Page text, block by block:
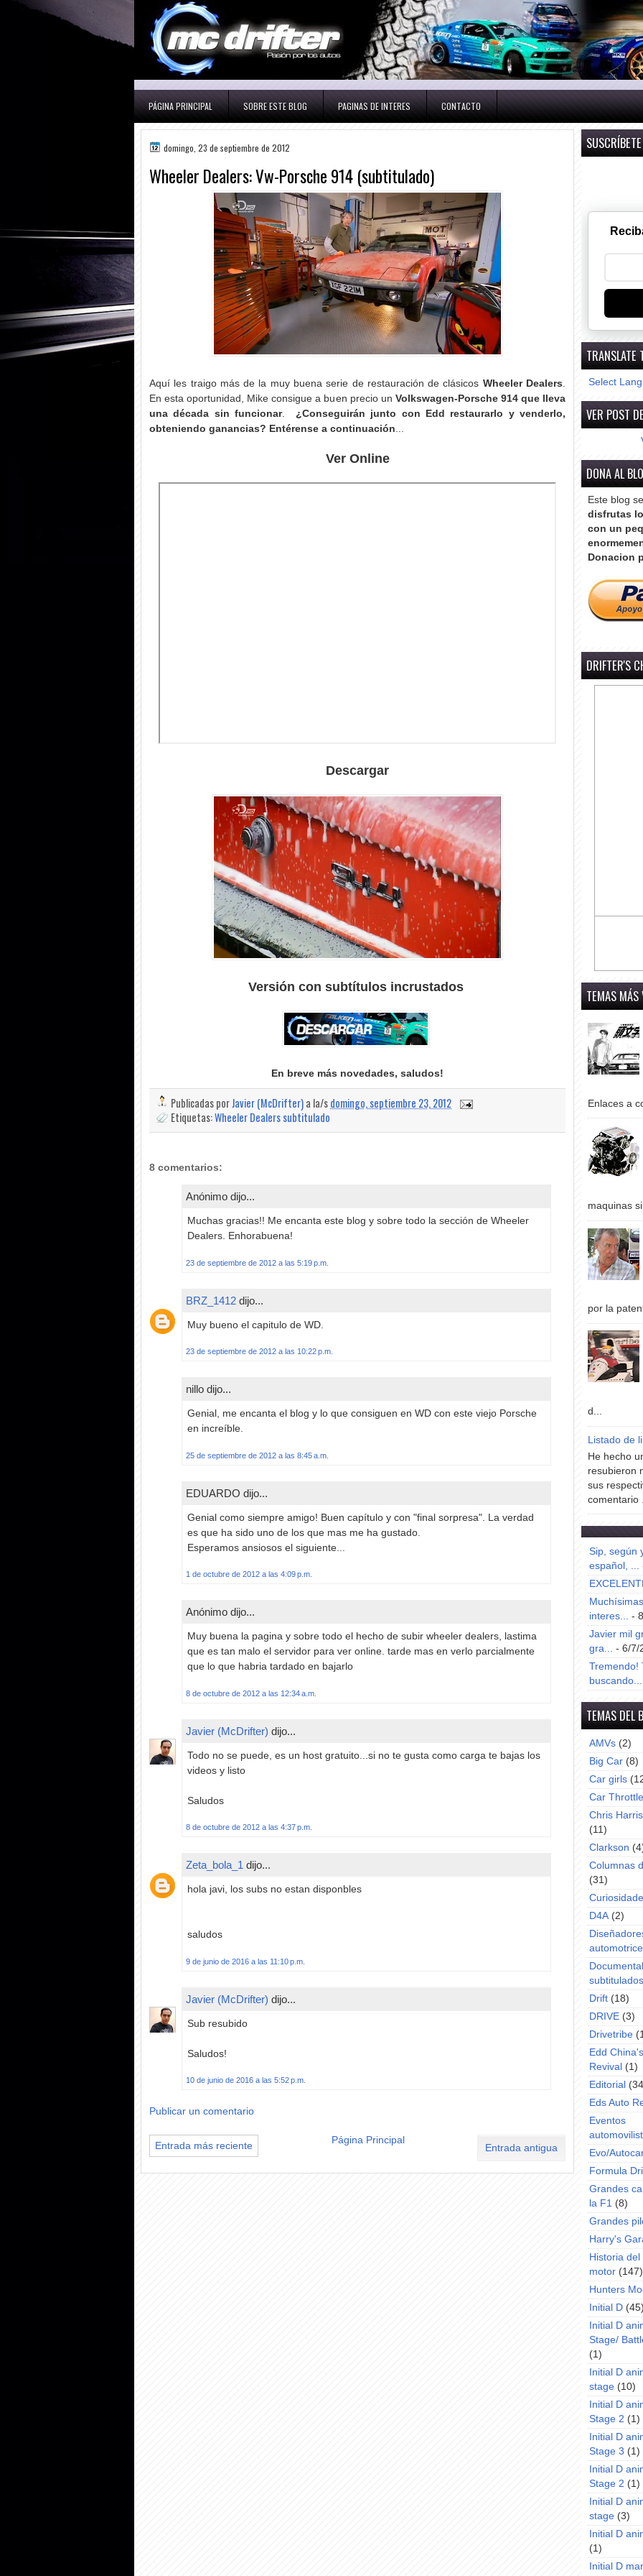
PÁGINA PRINCIPAL SOBRE ESTE BLOG PAGINAS DE INTERES CONTACTO
domingo, 23 de septiembre de 2012
Wheeler Dealers: Vw-Porsche 914 (subtitulado)
Aquí les traigo más de la muy buena serie de restauración de clásicos Wheeler Dealers
En esta oportunidad, Mike consigue a buen precio un Volkswagen-Porsche 914 que lleva
una década sin funcionar. ¿Conseguirán junto con Edd restaurarlo y venderlo,
obteniendo ganancias? Entérense a continuación
Ver Online
Descargar
Versión con subtítulos incrustados
En breve más novedades, saludos!
Publicadas porJavier (McDrifter)a la/sdomingo, septiembre 23, 2012
Etiquetas:Wheeler Dealers subtitulado
8 comentarios:
Anónimo dijo...
Muchas gracias!! Me encanta este blog y sobre todo la sección de Wheeler
Dealers. Enhorabuena!
23 de septiembre de 2012 a las 5:19 p.m.
BRZ_1412 dijo...
Muy bueno el capitulo de WD.
23 de septiembre de 2012 a las 10:22 p.m.
nillo dijo...
Genial, me encanta el blog y lo que consiguen en WD con este viejo Porsche
en increíble.
25 de septiembre de 2012 a las 8:45 a.m.
EDUARDO dijo...
Genial como siempre amigo! Buen capítulo y con "final sorpresa". La verdad
es que ha sido uno de los que mas me ha gustado.
Esperamos ansiosos el siguiente...
1 de octubre de 2012 a las 4:09 p.m.
Anónimo dijo...
Muy buena la pagina y sobre todo el hecho de subir wheeler dealers, lastima
que es tan malo el servidor para ver online. tarde mas en verlo parcialmente
que lo que habria tardado en bajarlo
8 de octubre de 2012 a las 12:34 a.m.
Javier (McDrifter) dijo...
Todo no se puede, es un host gratuito...si no te gusta como carga te bajas los
videos y listo
Saludos
8 de octubre de 2012 a las 4:37 p.m.
Zeta_bola_1 dijo...
hola javi, los subs no estan disponbles
saludos
9 de junio de 2016 a las 11:10 p.m.
Javier (McDrifter) dijo...
Sub resubido
Saludos!
10 de junio de 2016 a las 5:52 p.m.
Publicar un comentario
Entrada más reciente Entrada antigua
Página Principal
TRANSLATE
Select
VER POST
DONA AL
Este blog
disfrutas
con un
Donacion
DRIFTER'S
TEMAS MÁS
Enlaces a
maquinas
por la
d...
Listado de
He hecho
resubieron
sus
comentario
Sip, según
español, ...
interes... -
Javier mil
gra... - 6/7/
Tremendo!
buscando...
TEMAS DEL
AMVs (2)
Big Car (8)
Car girls
Car Throttle
Chris
(11)
Clarkson
Columnas
(31)
D4A (2)
subtitulados
Drift (18)
DRIVE (3)
Drivetribe
Edd
Revival (1)
Editorial
Eds Auto
Eventos
Evo/
Formula
Grandes
la F1 (8)
Grandes
Harry's
Historia
motor (147)
Hunters
Initial D
Initial D
Stage/
(1)
Initial D
stage (10)
Initial D
Stage 2 (1)
Initial D
Stage 3 (1)
Initial D
Stage 2 (1)
Initial D
stage (3)
Initial D
(1)
Initial D